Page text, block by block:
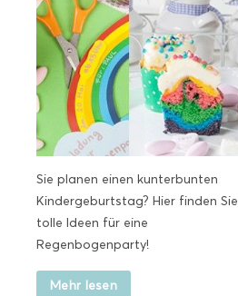
Sie planen einen kunterbunten
Kindergeburtstag? Hier finden Sie
tolle Ideen für eine
Regenbogenparty!
Mehr lesen